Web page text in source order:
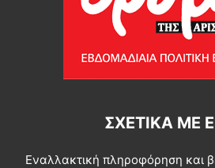
ΣΧΕΤΙΚΆ ΜΕ
Εναλλακτική πληροφόρηση και